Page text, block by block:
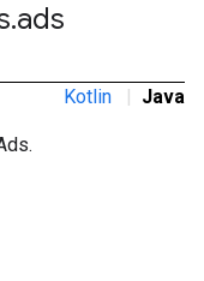
.ads
Kotlin | Java